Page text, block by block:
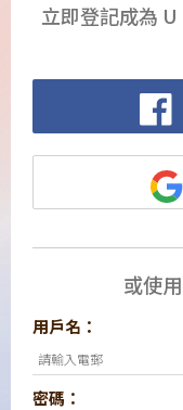
立即登記成為
或使
用戶名：
密碼：